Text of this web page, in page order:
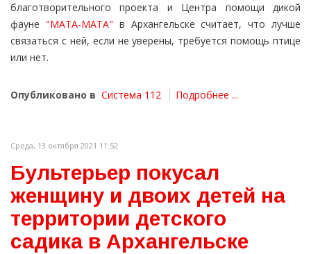
благотворительного проекта и Центра помощи дикой
фауне "МАТА-МАТА" в Архангельске считает, что лучше
связаться с ней, если не уверены, требуется помощь птице
или нет.
Опубликовано в Система 112 Подробнее ...
Среда, 13 октября 2021 11:52
Бультерьер покусал
женщину и двоих детей на
территории детского
садика в Архангельске